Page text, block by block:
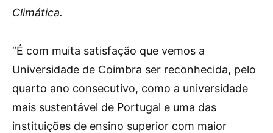
Climática.
“É com muita satisfação que vemos a
Universidade de Coimbra ser reconhecida, pelo
quarto ano consecutivo, como a universidade
mais sustentável de Portugal e uma das
instituições de ensino superior com maior